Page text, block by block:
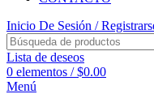
Inicio De Sesión /
Lista de deseos
0 elementos / $0.00
Menú